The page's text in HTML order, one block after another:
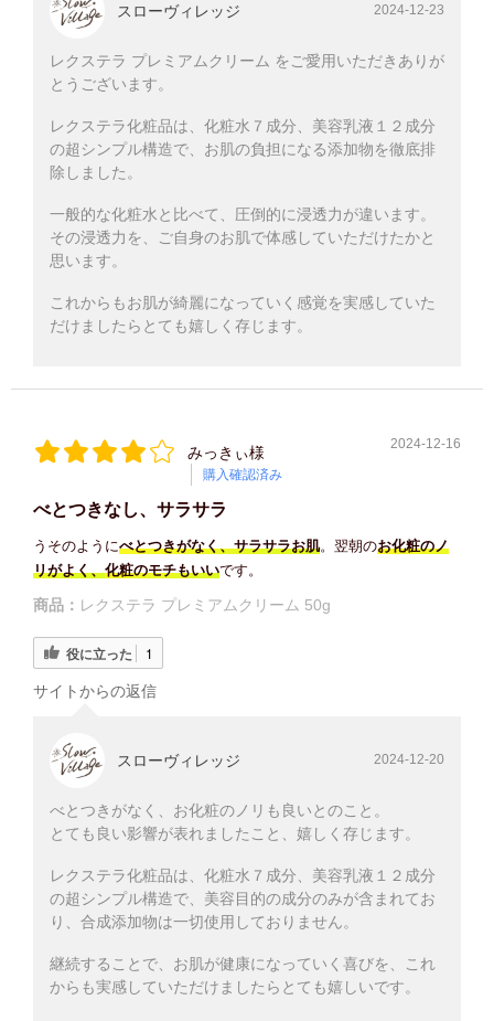
スローヴィレッジ 2024-12-23
レクステラ プレミアムクリーム をご愛用いただきありが
とうございます。
レクステラ化粧品は、化粧水７成分、美容乳液１２成分
の超シンプル構造で、お肌の負担になる添加物を徹底排
除しました。
一般的な化粧水と比べて、圧倒的に浸透力が違います。
その浸透力を、ご自身のお肌で体感していただけたかと
思います。
これからもお肌が綺麗になっていく感覚を実感していた
だけましたらとても嬉しく存じます。
みっきぃ様
購入確認済み
2024-12-16
べとつきなし、サラサラ
うそのようにべとつきがなく、サラサラお肌。翌朝のお化粧のノ
リがよく、化粧のモチもいいです。
商品： レクステラ プレミアムクリーム 50g
役に立った 1
サイトからの返信
スローヴィレッジ 2024-12-20
べとつきがなく、お化粧のノリも良いとのこと。
とても良い影響が表れましたこと、嬉しく存じます。
レクステラ化粧品は、化粧水７成分、美容乳液１２成分
の超シンプル構造で、美容目的の成分のみが含まれてお
り、合成添加物は一切使用しておりません。
継続することで、お肌が健康になっていく喜びを、これ
からも実感していただけましたらとても嬉しいです。